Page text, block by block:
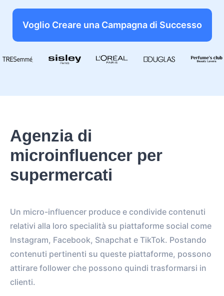
Voglio Creare una Campagna di Successo
Agenzia di
microinfluencer per
supermercati
Un micro-influencer produce e condivide contenuti
relativi alla loro specialità su piattaforme social come
Instagram, Facebook, Snapchat e TikTok. Postando
contenuti pertinenti su queste piattaforme, possono
attirare follower che possono quindi trasformarsi in
clienti.